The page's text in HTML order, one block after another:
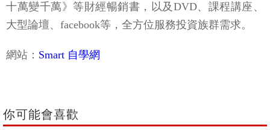
十萬變千萬》等財經暢銷書，以及DVD、課程講座、
大型論壇、facebook等，全方位服務投資族群需求。
網站： Smart 自學網
你可能會喜歡